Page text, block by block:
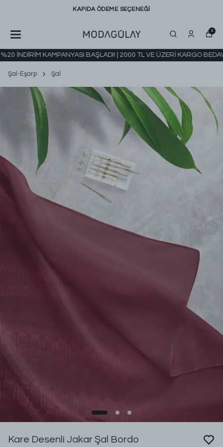
KAPIDA ÖDEME SEÇENEĞİ
0
İNDİRİM KAMPANYASI BAŞLADI! | 2000 TL VE ÜZERİ KARGO BEDAVA
Şal-Eşarp Şal
Kare Desenli Jakar Şal Bordo